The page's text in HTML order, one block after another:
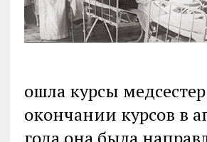
ошла курсы
окончании курсов в